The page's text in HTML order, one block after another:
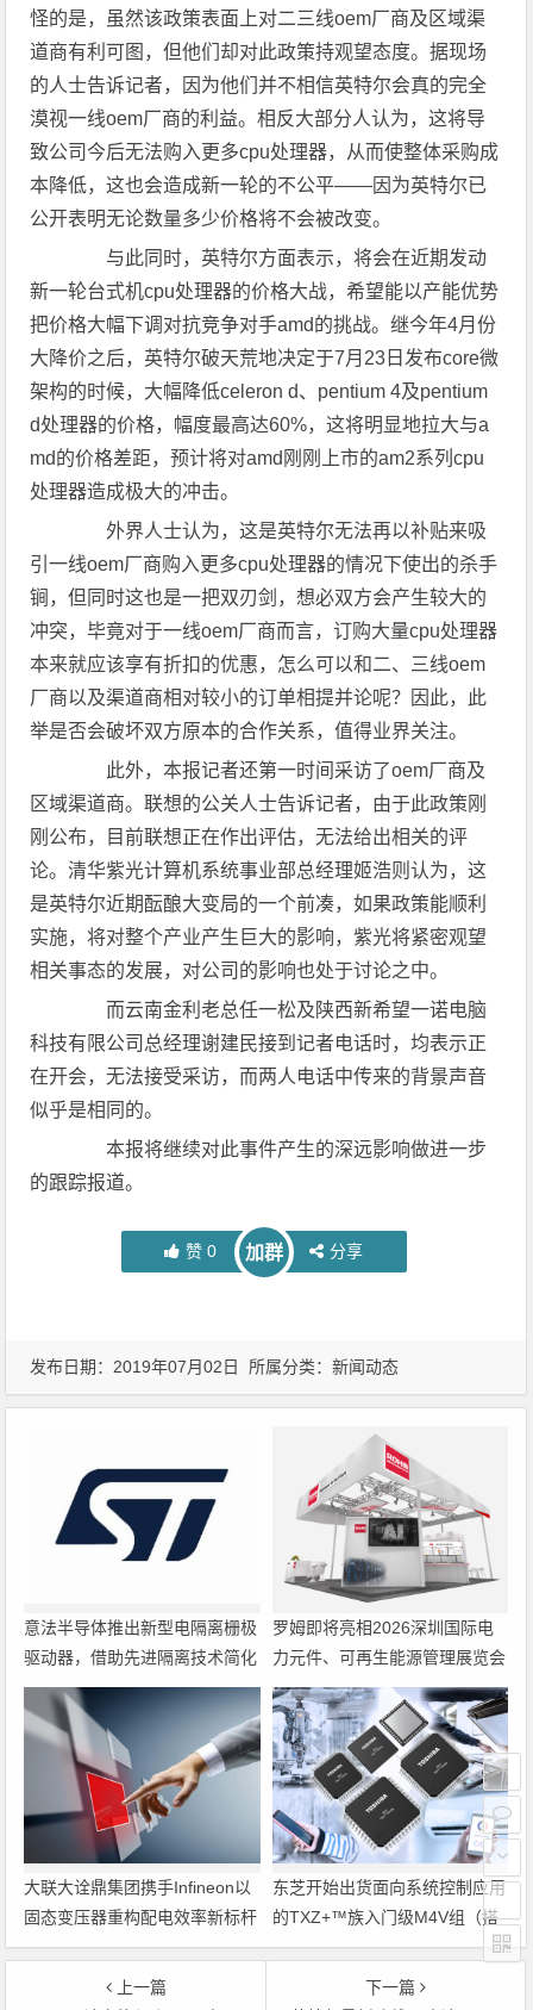
怪的是，虽然该政策表面上对二三线oem厂商及区域渠
道商有利可图，但他们却对此政策持观望态度。据现场
的人士告诉记者，因为他们并不相信英特尔会真的完全
漠视一线oem厂商的利益。相反大部分人认为，这将导
致公司今后无法购入更多cpu处理器，从而使整体采购成
本降低，这也会造成新一轮的不公平——因为英特尔已
公开表明无论数量多少价格将不会被改变。
与此同时，英特尔方面表示，将会在近期发动
新一轮台式机cpu处理器的价格大战，希望能以产能优势
把价格大幅下调对抗竞争对手amd的挑战。继今年4月份
大降价之后，英特尔破天荒地决定于7月23日发布core微
架构的时候，大幅降低celeron d、pentium 4及pentium
d处理器的价格，幅度最高达60%，这将明显地拉大与a
md的价格差距，预计将对amd刚刚上市的am2系列cpu
处理器造成极大的冲击。
外界人士认为，这是英特尔无法再以补贴来吸
引一线oem厂商购入更多cpu处理器的情况下使出的杀手
锏，但同时这也是一把双刃剑，想必双方会产生较大的
冲突，毕竟对于一线oem厂商而言，订购大量cpu处理器
本来就应该享有折扣的优惠，怎么可以和二、三线oem
厂商以及渠道商相对较小的订单相提并论呢？因此，此
举是否会破坏双方原本的合作关系，值得业界关注。
此外，本报记者还第一时间采访了oem厂商及
区域渠道商。联想的公关人士告诉记者，由于此政策刚
刚公布，目前联想正在作出评估，无法给出相关的评
论。清华紫光计算机系统事业部总经理姬浩则认为，这
是英特尔近期酝酿大变局的一个前凑，如果政策能顺利
实施，将对整个产业产生巨大的影响，紫光将紧密观望
相关事态的发展，对公司的影响也处于讨论之中。
而云南金利老总任一松及陕西新希望一诺电脑
科技有限公司总经理谢建民接到记者电话时，均表示正
在开会，无法接受采访，而两人电话中传来的背景声音
似乎是相同的。
本报将继续对此事件产生的深远影响做进一步
的跟踪报道。
赞 0 加群 分享
发布日期：2019年07月02日 所属分类：新闻动态
意法半导体推出新型电隔离栅极
驱动器，借助先进隔离技术简化
电源设计
罗姆即将亮相2026深圳国际电
力元件、可再生能源管理展览会
暨研讨会
大联大诠鼎集团携手Infineon以
固态变压器重构配电效率新标杆
东芝开始出货面向系统控制应用
的TXZ+™族入门级M4V组（搭
载Arm Cortex‑M4内核的标准微
控制器）工程样品
上一篇
下一篇